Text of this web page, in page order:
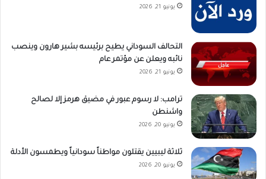
يونيو 21, 2026
التحالف السوداني يطيح برئيسه بشير هارون وينصب
نائبه ويعلن عن مؤتمر عام
يونيو 21, 2026
ترامب: لا رسوم عبور في مضيق هرمز إلا لصالح
واشنطن
يونيو 20, 2026
ثلاثة ليبيين يقتلون مواطناً سودانياً ويطمسون الأدلة
يونيو 20, 2026